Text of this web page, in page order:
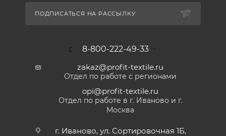
ПОДПИСАТЬСЯ НА РАССЫЛКУ
8-800-222-49-33
zakaz@profit-textile.ru
Отдел по работе с регионами
opi@profit-textile.ru
Отдел по работе в г. Иваново и г.
Москва
г. Иваново, ул. Сортировочная 1Б,